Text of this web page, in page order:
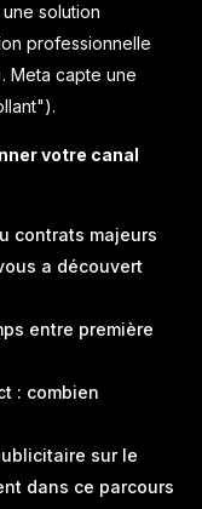
solution
professionnelle
Meta capte une
votre canal
contrats majeurs
a découvert
entre première
: combien
sur le
dans ce parcours